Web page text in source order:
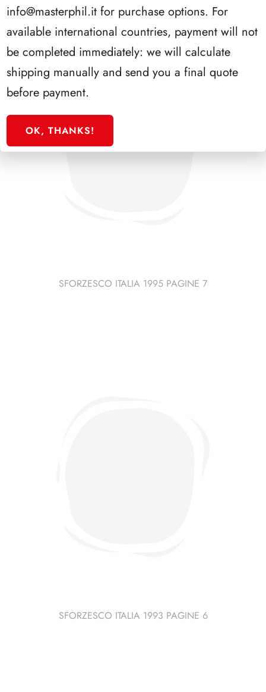
SFORZESCO ITALIA 1995 PAGINE 7
SFORZESCO ITALIA 1993 PAGINE 6
info@masterphil.it for purchase options. For
available international countries, payment will not
be completed immediately: we will calculate
shipping manually and send you a final quote
before payment.
OK, THANKS!